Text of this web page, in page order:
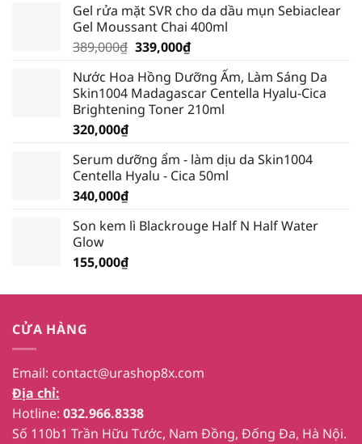
Gel rửa mặt SVR cho da dầu mụn Sebiaclear
Gel Moussant Chai 400ml
389,000₫ Giá
là:
389,000₫.
339,000₫Giá
tại
là:
339,000₫.
Nước Hoa Hồng Dưỡng Ẩm, Làm Sáng Da
Skin1004 Madagascar Centella Hyalu-Cica
Brightening Toner 210ml
320,000₫
Serum dưỡng ẩm - làm dịu da Skin1004
Centella Hyalu - Cica 50ml
340,000₫
Son kem lì Blackrouge Half N Half Water
Glow
155,000₫
CỬA HÀNG
Email: contact@urashop8x.com
Địa chỉ:
Hotline: 032.966.8338
Số 110b1 Trần Hữu Tước, Nam Đồng, Đống Đa, Hà Nội.